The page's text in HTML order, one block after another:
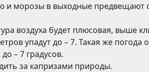
и морозы в выходные предвещают
воздуха будет плюсовая, выше
упадут до – 7. Такая же погода
– 7 градусов.
за капризами природы.